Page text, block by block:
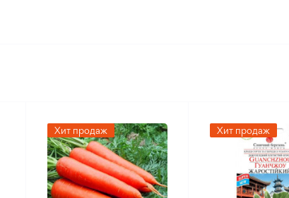
Хит продаж Хит продаж